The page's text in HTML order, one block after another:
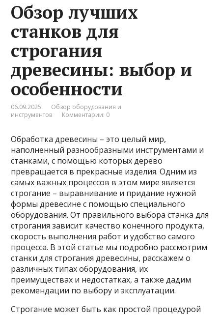
Обзор лучших
станков для
строгания
древесины: выбор и
особенности
06.09.2025
Обзор оборудования и
инструментов
Комментарии: 0
Обработка древесины – это целый мир,
наполненный разнообразными инструментами и
станками, с помощью которых дерево
превращается в прекрасные изделия. Одним из
самых важных процессов в этом мире является
строгание – выравнивание и придание нужной
формы древесине с помощью специального
оборудования. От правильного выбора станка для
строгания зависит качество конечного продукта,
скорость выполнения работ и удобство самого
процесса. В этой статье мы подробно рассмотрим
станки для строгания древесины, расскажем о
различных типах оборудования, их
преимуществах и недостатках, а также дадим
рекомендации по выбору и эксплуатации.
Строгание может быть как простой процедурой